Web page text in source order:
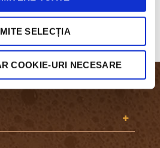
SELECȚIA
COOKIE-URI NECESARE